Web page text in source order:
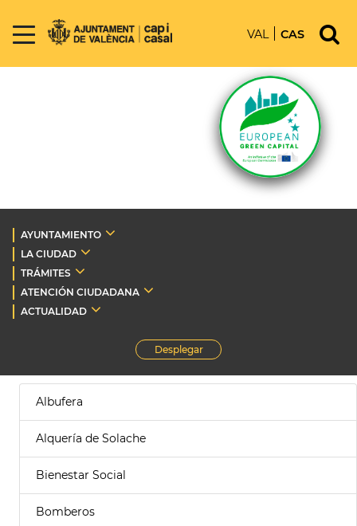
VAL CAS
AYUNTAMIENTO
LA CIUDAD
TRÁMITES
ATENCIÓN CIUDADANA
ACTUALIDAD
Desplegar
Albufera
Alquería de Solache
Bienestar Social
Bomberos